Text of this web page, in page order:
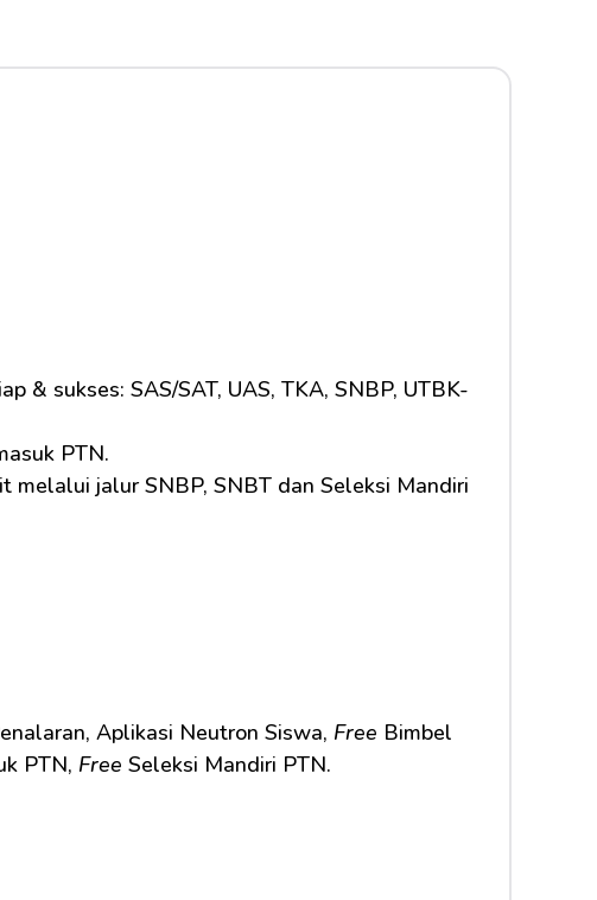
& sukses: SAS/SAT, UAS, TKA, SNBP, UTBK-
PTN.
melalui jalur SNBP, SNBT dan Seleksi Mandiri
Aplikasi Neutron Siswa, Free
PTN, Free Seleksi Mandiri PTN.